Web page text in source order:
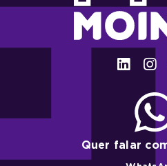
Quer falar